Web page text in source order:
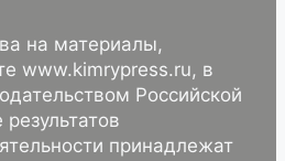
на материалы,
www.kimrypress.ru, в
Российской
принадлежат